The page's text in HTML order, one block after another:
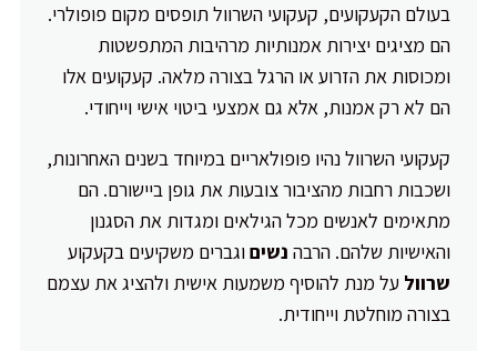
בעולם הקעקועים, קעקועי השרוול תופסים מקום פופולרי.
הם מציגים יצירות אמנותיות מרהיבות המתפשטות
ומכוסות את הזרוע או הרגל בצורה מלאה. קעקועים אלו
הם לא רק אמנות, אלא גם אמצעי ביטוי אישי וייחודי.
קעקועי השרוול נהיו פופולאריים במיוחד בשנים האחרונות,
ושכבות רחבות מהציבור צובעות את גופן ביישורם. הם
מתאימים לאנשים מכל הגילאים ומגדות את הסגנון
והאישיות שלהם. הרבה נשיםוגברים משקיעים בקעקוע
שרוול על מנת להוסיף משמעות אישית ולהציג את עצמם
בצורה מוחלטת וייחודית.